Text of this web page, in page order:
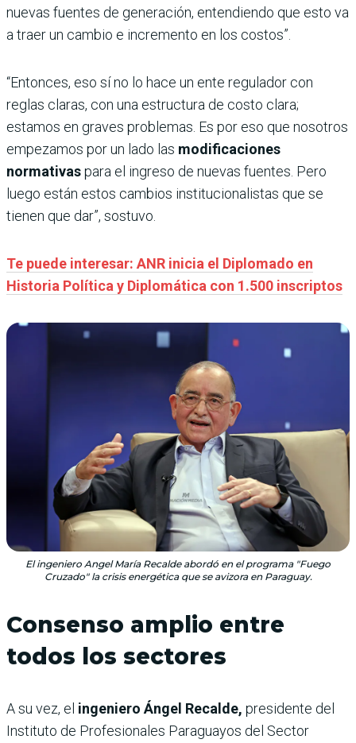
nuevas fuentes de generación, entendiendo que esto va
a traer un cambio e incremento en los costos”.
“Entonces, eso sí no lo hace un ente regulador con
reglas claras, con una estructura de costo clara;
estamos en graves problemas. Es por eso que nosotros
empezamos por un lado las modificaciones
normativaspara el ingreso de nuevas fuentes. Pero
luego están estos cambios institucionalistas que se
tienen que dar”, sostuvo.
Te puede interesar: ANR inicia el Diplomado en
Historia Política y Diplomática con 1.500 inscriptos
El ingeniero Angel María Recalde abordó en el programa "Fuego
Cruzado" la crisis energética que se avizora en Paraguay.
Consenso amplio entre
todos los sectores
A su vez, el ingeniero Ángel Recalde, presidente del
Instituto de Profesionales Paraguayos del Sector